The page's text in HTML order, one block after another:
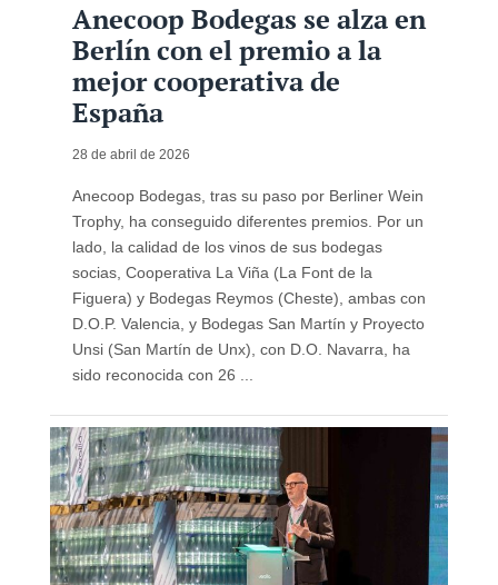
Anecoop Bodegas se alza en
Berlín con el premio a la
mejor cooperativa de
España
28 de abril de 2026
Anecoop Bodegas, tras su paso por Berliner Wein
Trophy, ha conseguido diferentes premios. Por un
lado, la calidad de los vinos de sus bodegas
socias, Cooperativa La Viña (La Font de la
Figuera) y Bodegas Reymos (Cheste), ambas con
D.O.P. Valencia, y Bodegas San Martín y Proyecto
Unsi (San Martín de Unx), con D.O. Navarra, ha
sido reconocida con 26 ...